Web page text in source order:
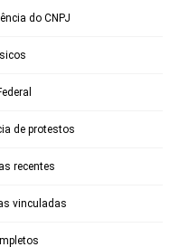
do CNPJ
de protestos
recentes
vinculadas